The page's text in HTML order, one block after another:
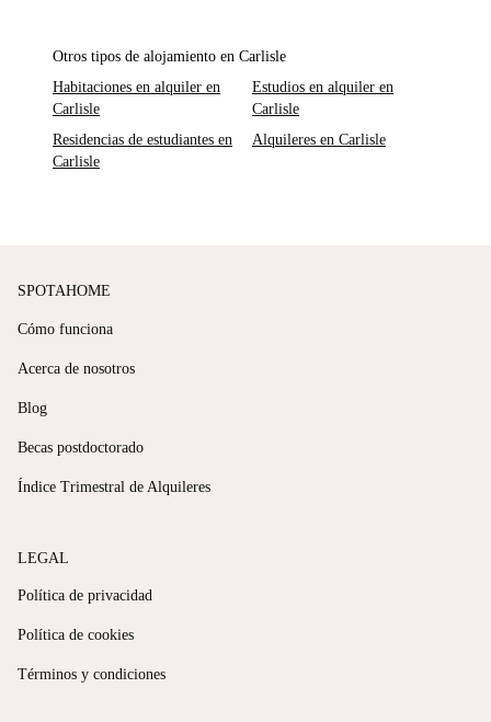
Otros tipos de alojamiento en Carlisle
Habitaciones en alquiler en
Carlisle
Estudios en alquiler en
Carlisle
Residencias de estudiantes en
Carlisle
Alquileres en Carlisle
SPOTAHOME
Cómo funciona
Acerca de nosotros
Blog
Becas postdoctorado
Índice Trimestral de Alquileres
LEGAL
Política de privacidad
Política de cookies
Términos y condiciones